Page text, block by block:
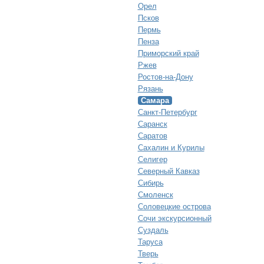
Орел
Псков
Пермь
Пенза
Приморский край
Ржев
Ростов-на-Дону
Рязань
Самара
Санкт-Петербург
Саранск
Саратов
Сахалин и Курилы
Селигер
Северный Кавказ
Сибирь
Смоленск
Соловецкие острова
Сочи экскурсионный
Суздаль
Таруса
Тверь